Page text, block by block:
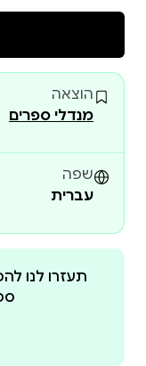
הוצאה
מנדלי ספרים
שפה
עברית
תעזרו לנו